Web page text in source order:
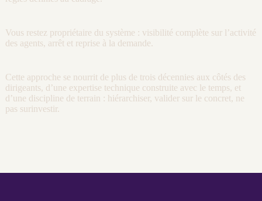
Vous restez propriétaire du système : visibilité complète sur l’activité
des agents, arrêt et reprise à la demande.
Cette approche se nourrit de plus de trois décennies aux côtés des
dirigeants, d’une expertise technique construite avec le temps, et
d’une discipline de terrain : hiérarchiser, valider sur le concret, ne
pas surinvestir.